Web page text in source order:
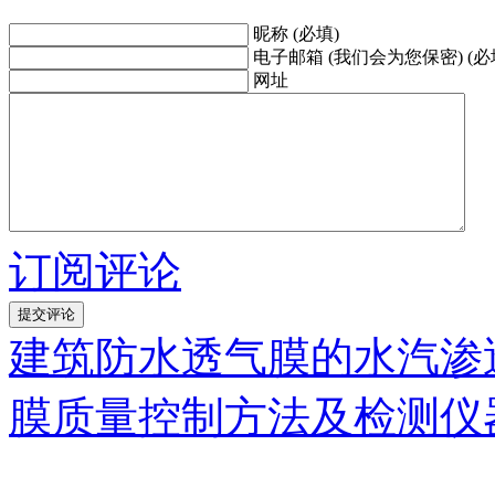
昵称 (必填)
电子邮箱 (我们会为您保密) (必
网址
订阅评论
建筑防水透气膜的水汽
膜质量控制方法及检测